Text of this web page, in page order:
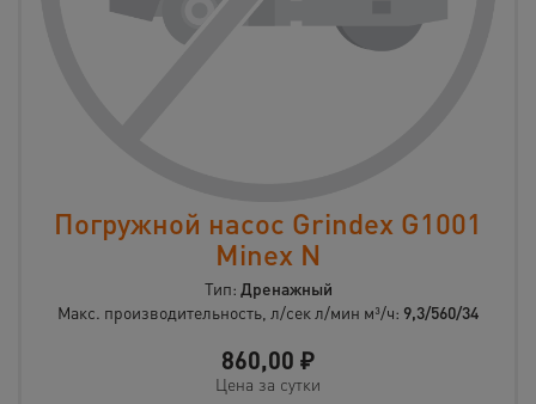
Погружной насос Grindex G1001
Minex N
Тип: Дренажный
Макс. производительность, л/сек л/мин м³/ч: 9,3/560/34
860,00 ₽
Цена за сутки